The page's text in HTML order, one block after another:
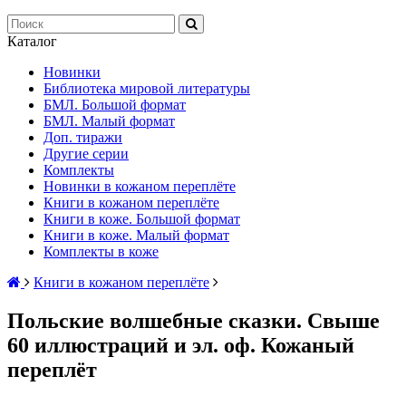
Каталог
Новинки
Библиотека мировой литературы
БМЛ. Большой формат
БМЛ. Малый формат
Доп. тиражи
Другие серии
Комплекты
Новинки в кожаном переплёте
Книги в кожаном переплёте
Книги в коже. Большой формат
Книги в коже. Малый формат
Комплекты в коже
Книги в кожаном переплёте
Польские волшебные сказки. Свыше
60 иллюстраций и эл. оф. Кожаный
переплёт